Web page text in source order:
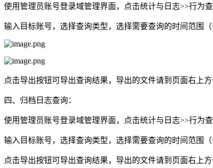
使用管理员账号登录域管理界面，点击统计与日志>>行为查
输入目标账号，选择查询类型，选择需要查询的时间范围
点击导出按钮可导出查询结果，导出的文件请到页面右上方
四、归档日志查询：
使用管理员账号登录域管理界面，点击统计与日志>>行为查
输入目标账号，选择查询类型，选择需要查询的时间范围
点击导出按钮可导出查询结果，导出的文件请到页面右上方